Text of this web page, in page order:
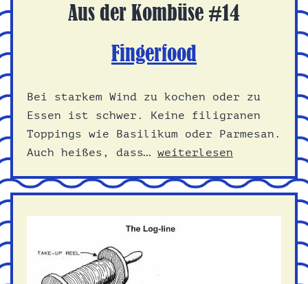
Aus der Kombüse #14
Fingerfood
Bei starkem Wind zu kochen oder zu
Essen ist schwer. Keine filigranen
Toppings wie Basilikum oder Parmesan.
Auch heißes, dass… Fingerfood
weiterlesen